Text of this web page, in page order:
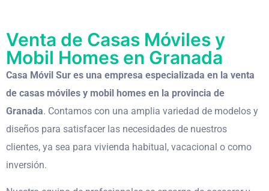
Venta de Casas Móviles y
Mobil Homes en Granada
Casa Móvil Sur es una empresa especializada en la venta
de casas móviles y mobil homes en la provincia de
Granada. Contamos con una amplia variedad de modelos y
diseños para satisfacer las necesidades de nuestros
clientes, ya sea para vivienda habitual, vacacional o como
inversión.